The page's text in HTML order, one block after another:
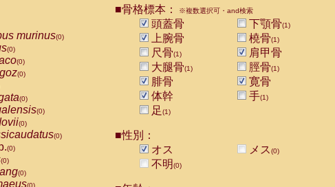
(0)
(0)
(0)
(0)
cana
rubicundus
murinus(0)
(0)
(0)
(0)
(0)
(0)
(0)
(0)
(0)
(0)
(0)
(0)
■骨格標本： ※複数選択可・and検索
頭蓋骨 下顎骨(1)
上腕骨 橈骨(1)
尺骨(1)
肩甲骨
大腿骨(1) 脛骨(1)
腓骨
寛骨
体幹
手(1)
足(1)
■性別：
オス
メス(0)
不明(0)